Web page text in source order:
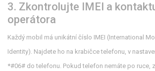
3. Zkontrolujte IMEI a
operátora
Každý mobil má unikátní číslo IMEI (International
Identity). Najdete ho na krabičce telefonu, v
*#06# do telefonu. Pokud telefon nemáte po ruce,